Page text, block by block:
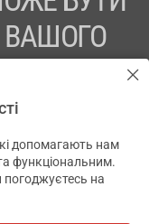
43631965.
допомагають нам
функціональним.
на
✕